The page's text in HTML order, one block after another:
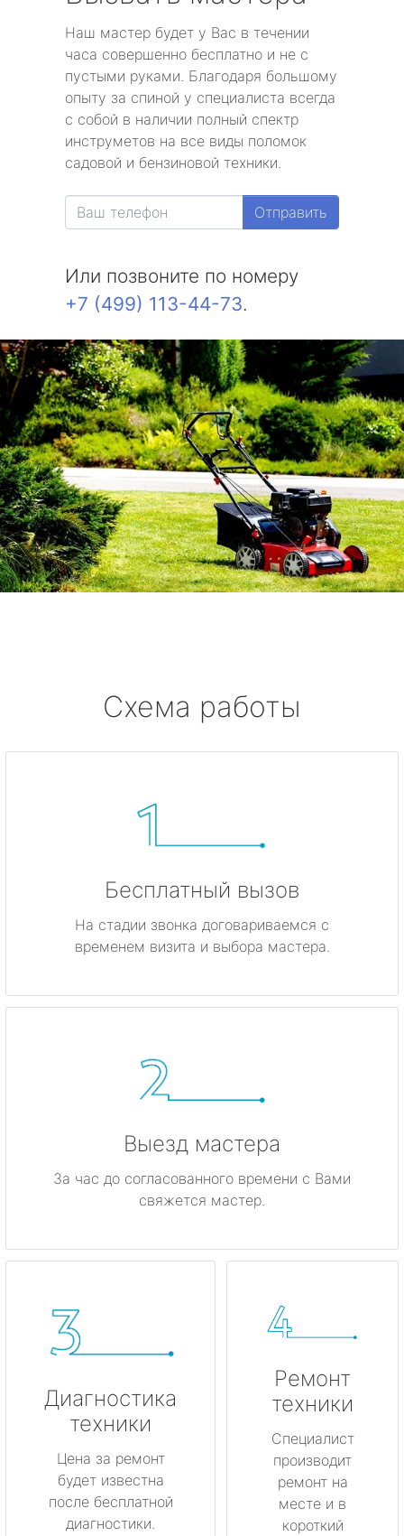
Наш мастер будет у Вас в течении
часа совершенно бесплатно и не с
пустыми руками. Благодаря большому
опыту за спиной у специалиста всегда
с собой в наличии полный спектр
инструметов на все виды поломок
садовой и бензиновой техники.
Отправить
Или позвоните по номеру
+7 (499) 113-44-73.
Схема работы
Бесплатный вызов
На стадии звонка договариваемся с
временем визита и выбора мастера.
Выезд мастера
За час до согласованного времени с Вами
свяжется мастер.
Диагностика
техники
Цена за ремонт
будет известна
после бесплатной
диагностики.
Ремонт
техники
Специалист
производит
ремонт на
месте и в
короткий